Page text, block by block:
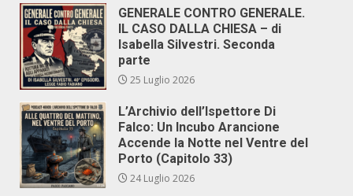
GENERALE CONTRO GENERALE.
IL CASO DALLA CHIESA – di
Isabella Silvestri. Seconda
parte
25 Luglio 2026
L’Archivio dell’Ispettore Di
Falco: Un Incubo Arancione
Accende la Notte nel Ventre del
Porto (Capitolo 33)
24 Luglio 2026